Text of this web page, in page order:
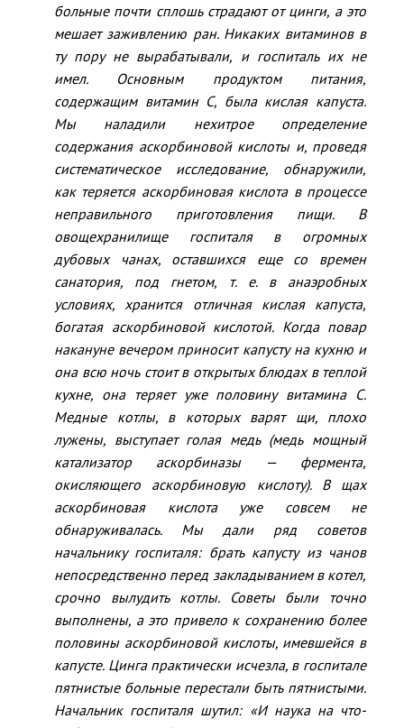
больные почти сплошь страдают от цинги, а это
мешает заживлению ран. Никаких витаминов в
ту пору не вырабатывали, и госпиталь их не
имел. Основным продуктом питания,
содержащим витамин С, была кислая капуста.
Мы наладили нехитрое определение
содержания аскорбиновой кислоты и, проведя
систематическое исследование, обнаружили,
как теряется аскорбиновая кислота в процессе
неправильного приготовления пищи. В
овощехранилище госпиталя в огромных
дубовых чанах, оставшихся еще со времен
санатория, под гнетом, т. е. в анаэробных
условиях, хранится отличная кислая капуста,
богатая аскорбиновой кислотой. Когда повар
накануне вечером приносит капусту на кухню и
она всю ночь стоит в открытых блюдах в теплой
кухне, она теряет уже половину витамина С.
Медные котлы, в которых варят щи, плохо
лужены, выступает голая медь (медь мощный
катализатор аскорбиназы — фермента,
окисляющего аскорбиновую кислоту). В щах
аскорбиновая кислота уже совсем не
обнаруживалась. Мы дали ряд советов
начальнику госпиталя: брать капусту из чанов
непосредственно перед закладыванием в котел,
срочно вылудить котлы. Советы были точно
выполнены, а это привело к сохранению более
половины аскорбиновой кислоты, имевшейся в
капусте. Цинга практически исчезла, в госпитале
пятнистые больные перестали быть пятнистыми.
Начальник госпиталя шутил: «И наука на что-